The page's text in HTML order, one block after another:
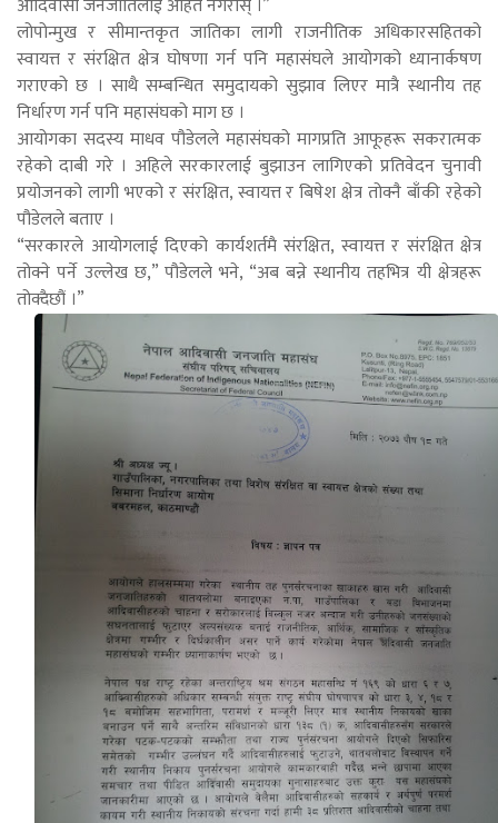
लोपोन्मुख र सीमान्तकृत जातिका लागी राजनीतिक अधिकारसहितको
स्वायत्त र संरक्षित क्षेत्र घोषणा गर्न पनि महासंघले आयोगको ध्यानार्कषण
गराएको छ । साथै सम्बन्धित समुदायको सुझाव लिएर मात्रै स्थानीय तह
निर्धारण गर्न पनि महासंघको माग छ ।
आयोगका सदस्य माधव पौडेलले महासंघको मागप्रति आफूहरू सकरात्मक
रहेको दाबी गरे । अहिले सरकारलाई बुझाउन लागिएको प्रतिवेदन चुनावी
प्रयोजनको लागी भएको र संरक्षित, स्वायत्त र बिषेश क्षेत्र तोक्नै बाँकी रहेको
पौडेलले बताए ।
“सरकारले आयोगलाई दिएको कार्यशर्तमै संरक्षित, स्वायत्त र संरक्षित क्षेत्र
तोक्ने पर्ने उल्लेख छ,” पौडेलले भने, “अब बन्ने स्थानीय तहभित्र यी क्षेत्रहरू
तोक्दैछौं ।”